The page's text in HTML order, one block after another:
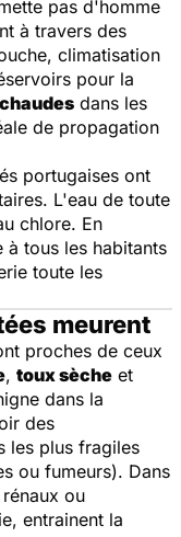
pas d'homme
à travers des
climatisation
pour la
dans les
de propagation
portugaises ont
L'eau de toute
chlore. En
à tous les habitants
toute les
meurent
proches de ceux
, toux sèche et
dans la
des
les plus fragiles
ou fumeurs). Dans
ou
entrainent la